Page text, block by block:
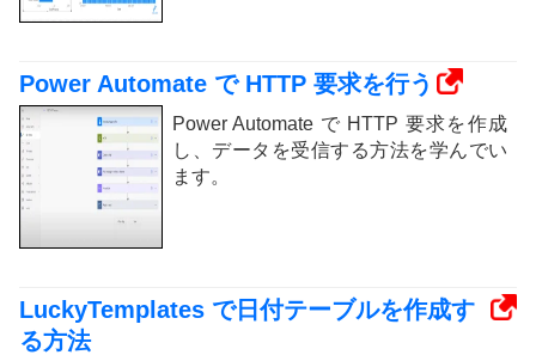
Power Automate で HTTP 要求を行う
Power Automate で HTTP 要求を作成
し、データを受信する方法を学んでい
ます。
LuckyTemplates で日付テーブルを作成す
る方法